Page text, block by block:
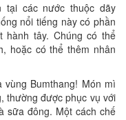
các nước thuộc dãy
nổi tiếng này có phần
tây. Chúng có thể
hoặc có thể thêm nhân
Bumthang! Món mì
thường được phục vụ với
sữa đông. Một cách chế